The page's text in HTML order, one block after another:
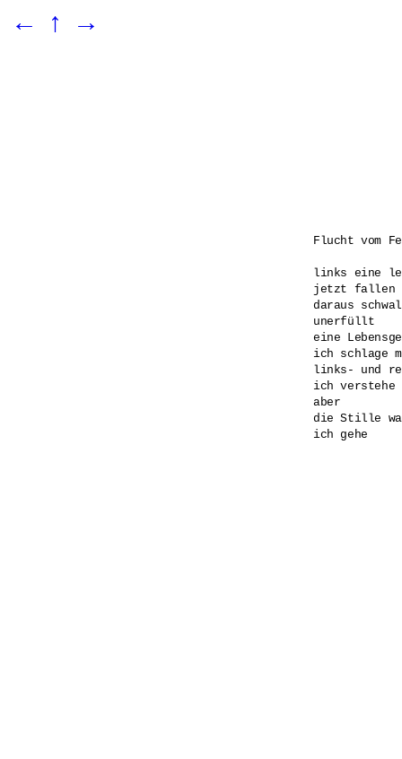
← ↑ →
Flucht vom
links eine
jetzt fallen
daraus
unerfüllt
eine
ich schlage
links- und
ich verstehe
aber
die Stille
ich gehe